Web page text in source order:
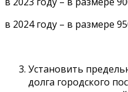
в 2024 году – в размере
Установить
долга городского